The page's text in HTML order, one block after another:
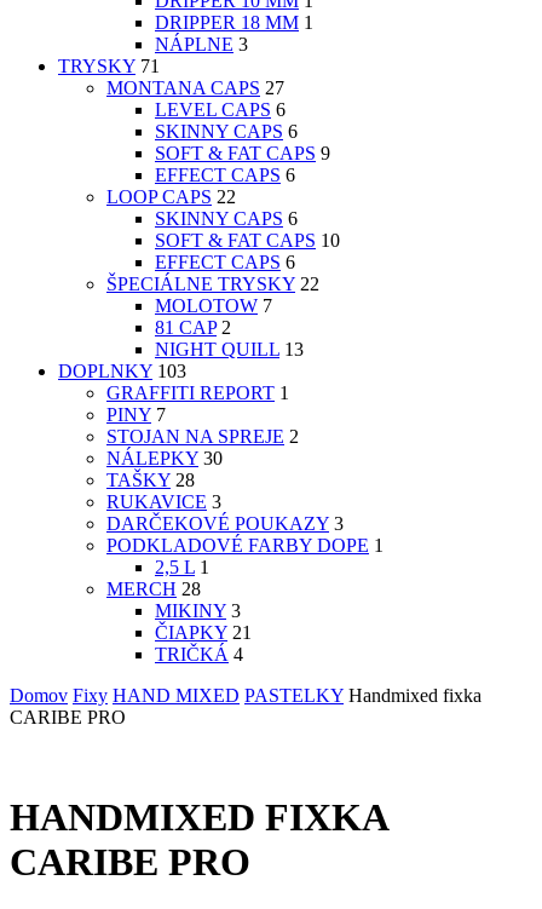
DRIPPER 18 MM 1
NÁPLNE 3
TRYSKY 71
MONTANA CAPS 27
LEVEL CAPS 6
SKINNY CAPS 6
SOFT & FAT CAPS 9
EFFECT CAPS 6
LOOP CAPS 22
SKINNY CAPS 6
SOFT & FAT CAPS 10
EFFECT CAPS 6
ŠPECIÁLNE TRYSKY 22
MOLOTOW 7
81 CAP 2
NIGHT QUILL 13
DOPLNKY 103
GRAFFITI REPORT 1
PINY 7
STOJAN NA SPREJE 2
NÁLEPKY 30
TAŠKY 28
RUKAVICE 3
DARČEKOVÉ POUKAZY 3
PODKLADOVÉ FARBY DOPE 1
2,5 L 1
MERCH 28
MIKINY 3
ČIAPKY 21
TRIČKÁ 4
Domov Fixy HAND MIXED PASTELKY Handmixed fixka
CARIBE PRO
HANDMIXED FIXKA
CARIBE PRO